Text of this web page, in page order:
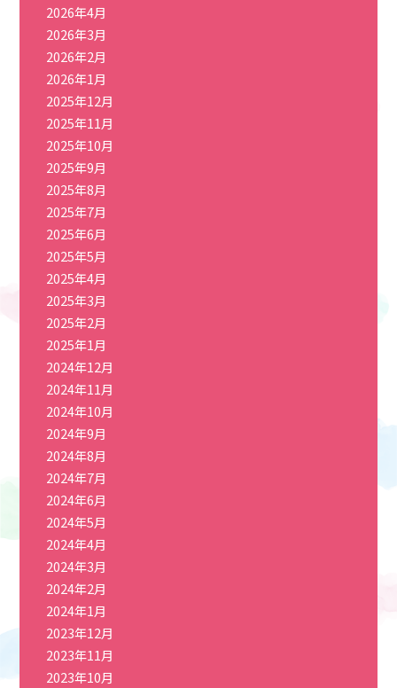
2026年4月
2026年3月
2026年2月
2026年1月
2025年12月
2025年11月
2025年10月
2025年9月
2025年8月
2025年7月
2025年6月
2025年5月
2025年4月
2025年3月
2025年2月
2025年1月
2024年12月
2024年11月
2024年10月
2024年9月
2024年8月
2024年7月
2024年6月
2024年5月
2024年4月
2024年3月
2024年2月
2024年1月
2023年12月
2023年11月
2023年10月